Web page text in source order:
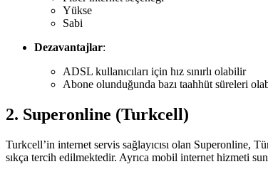
Yükse
Sabi
Dezavantajlar:
ADSL kullanıcıları için hız sınırlı olabilir
Abone olunduğunda bazı taahhüt süreleri
2. Superonline (Turkcell)
Turkcell’in internet servis sağlayıcısı olan Superonline,
sıkça tercih edilmektedir. Ayrıca mobil internet hizmeti